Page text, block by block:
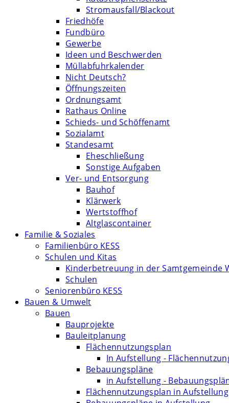
Stromausfall/Blackout
Friedhöfe
Fundbüro
Gewerbe
Ideen und Beschwerden
Müllabfuhrkalender
Nicht Deutsch?
Öffnungszeiten
Ordnungsamt
Rathaus Online
Schieds- und Schöffenamt
Sozialamt
Standesamt
Eheschließung
Sonstige Aufgaben
Ver- und Entsorgung
Bauhof
Klärwerk
Wertstoffhof
Altglascontainer
Familie & Soziales
Familienbüro KESS
Schulen und Kitas
Kinderbetreuung in der Samtgemeinde
Schulen
Seniorenbüro KESS
Bauen & Umwelt
Bauen
Bauprojekte
Bauleitplanung
Flächennutzungsplan
In Aufstellung -
Bebauungspläne
in Aufstellung -
Flächennutzungsplan in Aufstellung